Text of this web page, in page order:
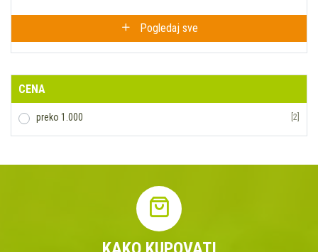
Pogledaj sve
CENA
preko 1.000 [2]